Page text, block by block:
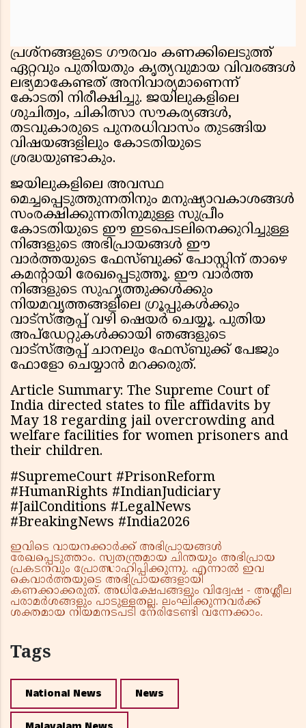
പ്രശ്നങ്ങളുടെ ഗൗരവം കണക്കിലെടുത്ത്
ഏറ്റവും പുതിയതും കൃത്യവുമായ വിവരങ്ങൾ
ലഭ്യമാകേണ്ടത് അനിവാര്യമാണെന്ന്
കോടതി നിരീക്ഷിച്ചു. ജയിലുകളിലെ
ശുചിത്വം, ചികിത്സാ സൗകര്യങ്ങൾ,
തടവുകാരുടെ പുനരധിവാസം തുടങ്ങിയ
വിഷയങ്ങളിലും കോടതിയുടെ
ശ്രദ്ധയുണ്ടാകും.
ജയിലുകളിലെ അവസ്ഥ
മെച്ചപ്പെടുത്തുന്നതിനും മനുഷ്യാവകാശങ്ങൾ
സംരക്ഷിക്കുന്നതിനുമുള്ള സുപ്രീം
കോടതിയുടെ ഈ ഇടപെടലിനെക്കുറിച്ചുള്ള
നിങ്ങളുടെ അഭിപ്രായങ്ങൾ ഈ
വാർത്തയുടെ ഫേസ്ബുക്ക് പോസ്റ്റിന് താഴെ
കമന്റായി രേഖപ്പെടുത്തൂ. ഈ വാർത്ത
നിങ്ങളുടെ സുഹൃത്തുക്കൾക്കും
നിയമവൃത്തങ്ങളിലെ ഗ്രൂപ്പുകൾക്കും
വാട്സ്ആപ്പ് വഴി ഷെയർ ചെയ്യൂ. പുതിയ
അപ്ഡേറ്റുകൾക്കായി ഞങ്ങളുടെ
വാട്സ്ആപ്പ് ചാനലും ഫേസ്ബുക്ക് പേജും
ഫോളോ ചെയ്യാൻ മറക്കരുത്.
Article Summary: The Supreme Court of
India directed states to file affidavits by
May 18 regarding jail overcrowding and
welfare facilities for women prisoners and
their children.
#SupremeCourt #PrisonReform
#HumanRights #IndianJudiciary
#JailConditions #LegalNews
#BreakingNews #India2026
ഇവിടെ വായനക്കാർക്ക് അഭിപ്രായങ്ങൾ
രേഖപ്പെടുത്താം. സ്വതന്ത്രമായ ചിന്തയും അഭിപ്രായ
പ്രകടനവും പ്രോത്സാഹിപ്പിക്കുന്നു. എന്നാൽ ഇവ
കെവാർത്തയുടെ അഭിപ്രായങ്ങളായി
കണക്കാക്കരുത്. അധിക്ഷേപങ്ങളും വിദ്വേഷ - അശ്ലീല
പരാമർശങ്ങളും പാടുള്ളതല്ല. ലംഘിക്കുന്നവർക്ക്
ശക്തമായ നിയമനടപടി നേരിടേണ്ടി വന്നേക്കാം.
Tags
National News News